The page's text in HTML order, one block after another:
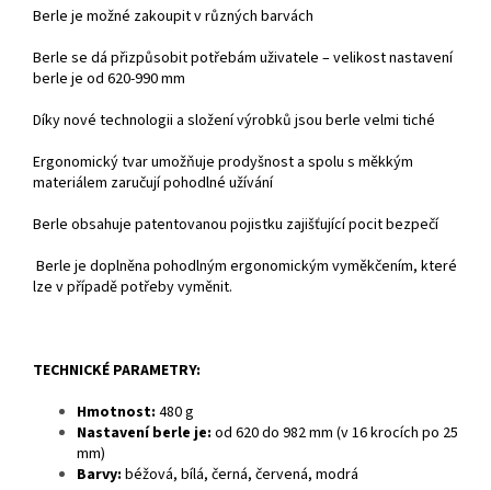
Berle je možné zakoupit v různých barvách
Berle se dá přizpůsobit potřebám uživatele – velikost nastavení
berle je od 620-990 mm
Díky nové technologii a složení výrobků jsou berle velmi tiché
Ergonomický tvar umožňuje prodyšnost a spolu s měkkým
materiálem zaručují pohodlné užívání
Berle obsahuje patentovanou pojistku zajišťující pocit bezpečí
Berle je doplněna pohodlným ergonomickým vyměkčením, které
lze v případě potřeby vyměnit.
TECHNICKÉ PARAMETRY:
Hmotnost: 480 g
Nastavení berle je: od 620 do 982 mm (v 16 krocích po 25
mm)
Barvy: béžová, bílá, černá, červená, modrá